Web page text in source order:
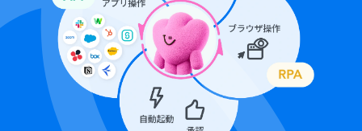
だけるアプリとなっております。フリープラン・パーソナ
ルプランの場合は設定しているフローボットのオペレー
ションやデータコネクトはエラーとなりますので、ご注意
ください。
パーソナルプラン・ミニプラン・チームプラン・サクセス
プランなどの有料プランは、2週間の無料トライアルを行
うことが可能です。無料トライアル中には制限対象のアプ
リを使用することができます。